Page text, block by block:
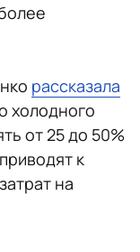
рассказала
холодного
от 25 до 50%
к
на